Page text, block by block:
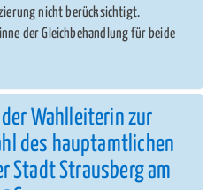
nicht berücksichtigt.
der Gleichbehandlung für beide
Wahlleiterin zur
des hauptamtlichen
Stadt Strausberg am